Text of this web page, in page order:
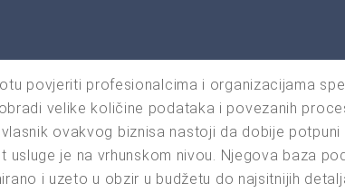
povjeriti profesionalcima i organizacijama
velike količine podataka i povezanih
ovakvog biznisa nastoji da dobije
usluge je na vrhunskom nivou. Njegova baza
i uzeto u obzir u budžetu do najsitnijih